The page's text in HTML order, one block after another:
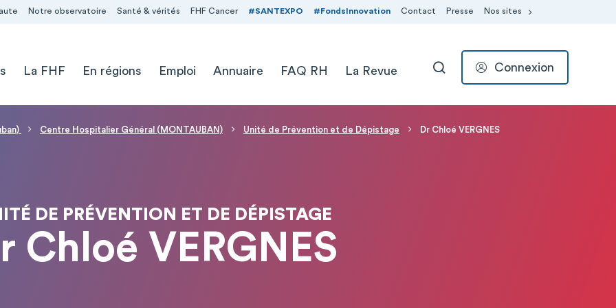
Notre observatoire Santé & vérités FHF Cancer #SANTEXPO #FondsInnovation Contact Presse Nos sites
La FHF En régions Emploi Annuaire FAQ RH La Revue RECHERCHER
Connexion
Centre Hospitalier Général (MONTAUBAN) Unité de Prévention et de Dépistage Dr Chloé VERGNES
DE PRÉVENTION ET DE DÉPISTAGE
Chloé VERGNES